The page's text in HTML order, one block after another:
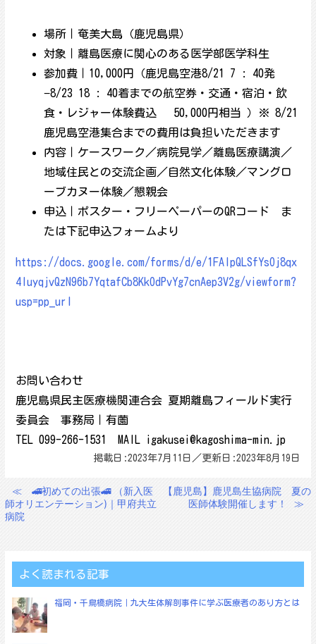
場所｜奄美大島（鹿児島県）
対象｜離島医療に関心のある医学部医学科生
参加費｜10,000円（鹿児島空港8/21 7 : 40発
−8/23 18 : 40着までの航空券・交通・宿泊・飲
食・レジャー体験費込 50,000円相当 ）※ 8/21
鹿児島空港集合までの費用は負担いただきます
内容｜ケースワーク／病院見学／離島医療講演／
地域住民との交流企画／自然文化体験／マングロ
ーブカヌー体験／懇親会
申込｜ポスター・フリーペーパーのQRコード ま
たは下記申込フォームより
https://docs.google.com/forms/d/e/1FAIpQLSfYsOj8qx
4luyqjvQzN96b7YqtafCb8KkOdPvYg7cnAep3V2g/viewform?
usp=pp_url
お問い合わせ
鹿児島県民主医療機関連合会 夏期離島フィールド実行
委員会 事務局｜有薗
TEL 099-266-1531 MAIL igakusei@kagoshima-min.jp
掲載日:2023年7月11日／更新日:2023年8月19日
投
稿
シ
ョ
≪
🚄初めての出張🚄 （新入医
師オリエンテーション)｜甲府共立
病院
【鹿児島】鹿児島生協病院 夏の
医師体験開催します！
≫
よく読まれる記事
福岡・千鳥橋病院｜九大生体解剖事件に学ぶ医療者のあり方とは